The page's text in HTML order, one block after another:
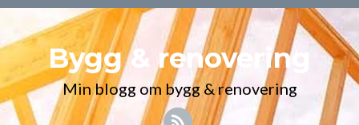
Bygg & renovering
Min blogg om bygg & renovering